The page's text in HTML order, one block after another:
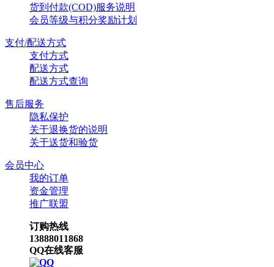
货到付款(COD)服务说明
会员等级与积分奖励计划
支付/配送方式
支付方式
配送方式
配送方式查询
售后服务
隐私保护
关于退换货的说明
关于送货和验货
会员中心
我的订单
资金管理
推广联盟
订购热线
13888011868
QQ在线客服